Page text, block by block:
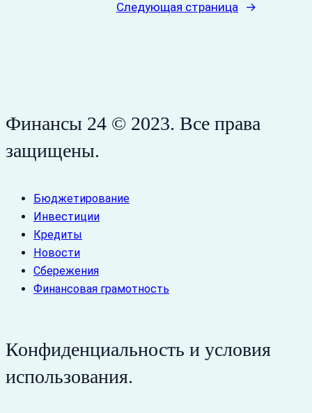
Следующая страница →
Финансы 24 © 2023. Все права
защищены.
Бюджетирование
Инвестиции
Кредиты
Новости
Сбережения
Финансовая грамотность
Конфиденциальность и условия
использования.